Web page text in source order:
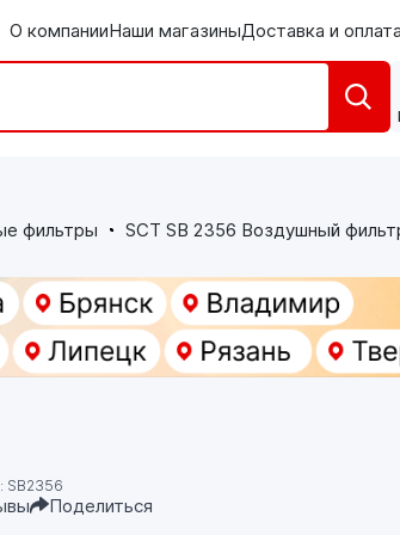
О компанииНаши магазиныДоставка и оплата
фильтры SCT SB 2356 Воздушный
SB2356
Поделиться